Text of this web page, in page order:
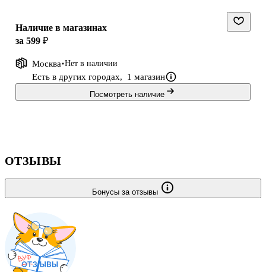
мореплаватель Ричард Ченслер и дипломат Джильс Флетчер,
представители знатных лифляндских родов — царские
личного врача Ивана Грозного немец Альберт Шлихтинг и еще
один немец — авантюрис
Наличие в магазинах
за 599 ₽
Москва Нет в наличии
Есть в других городах, 1 магазин
Посмотреть наличие
ОТЗЫВЫ
Бонусы за отзывы